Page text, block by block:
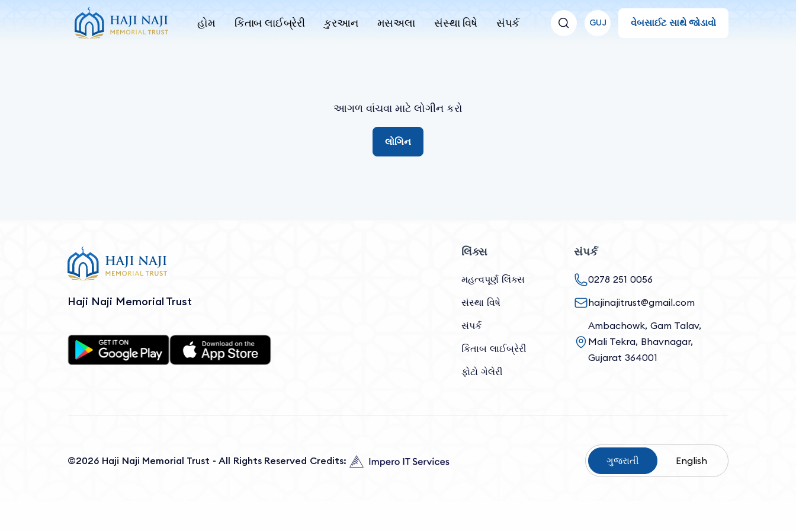
હોમ કિતાબ લાઈબ્રેરી કુરઆન મસઅલા સંસ્થા વિષે સંપર્ક GUJ વેબસાઈટ સાથે જોડાવો
આગળ વાંચવા માટે લોગીન કરો
લોગિન
Haji Naji Memorial Trust
લિંક્સ
મહત્વપૂર્ણ લિંક્સ
સંસ્થા વિષે
સંપર્ક
કિતાબ લાઈબ્રેરી
ફોટો ગેલેરી
સંપર્ક
0278 251 0056
hajinajitrust@gmail.com
Ambachowk, Gam Talav,
Mali Tekra, Bhavnagar,
Gujarat 364001
©2026 Haji Naji Memorial Trust - All Rights Reserved Credits: ગુજરાતી English